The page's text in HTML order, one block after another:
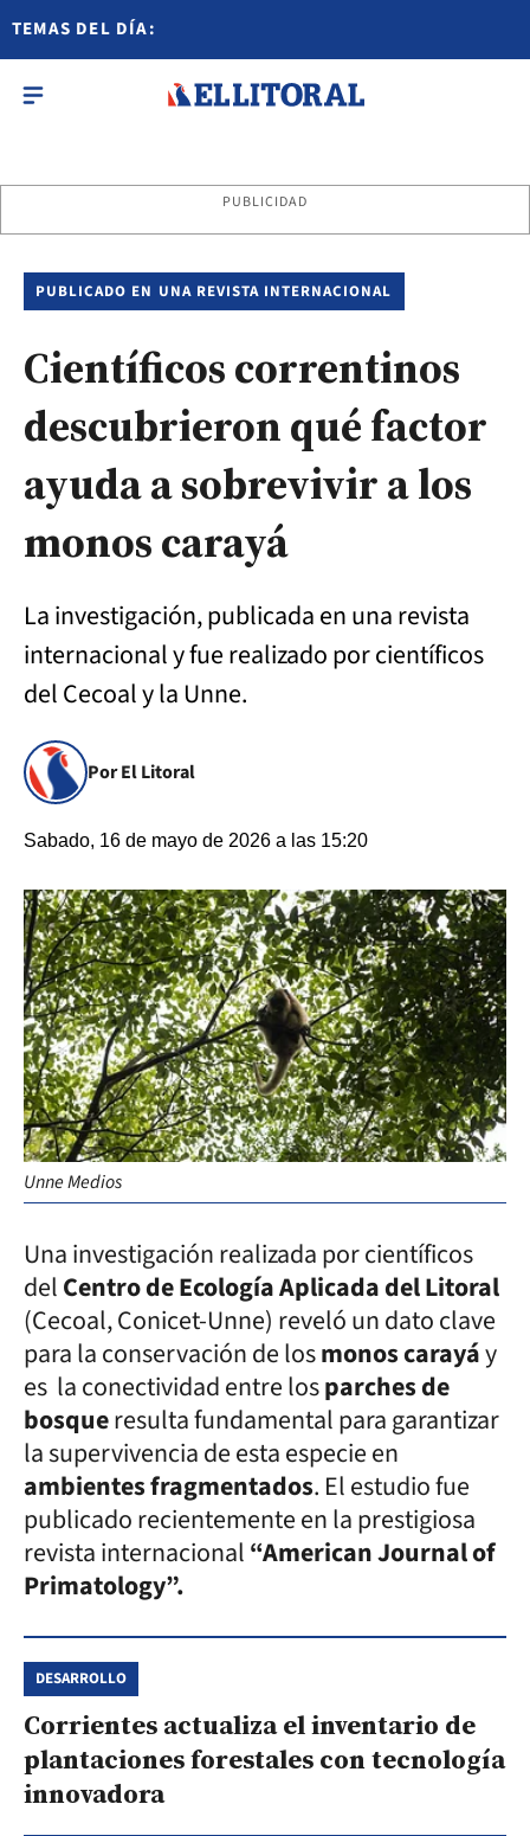
TEMAS DEL DÍA:
PUBLICIDAD
PUBLICADO EN UNA REVISTA INTERNACIONAL
Científicos correntinos
descubrieron qué factor
ayuda a sobrevivir a los
monos carayá
La investigación, publicada en una revista
internacional y fue realizado por científicos
del Cecoal y la Unne.
Por El Litoral
Sabado, 16 de mayo de 2026 a las 15:20
Unne Medios
Una investigación realizada por científicos
delCentro de Ecología Aplicada del Litoral
(Cecoal, Conicet-Unne) reveló un dato clave
para la conservación de losmonos carayáy
es la conectividad entre losparches de
bosqueresulta fundamental para garantizar
la supervivencia de esta especie en
ambientes fragmentados. El estudio fue
publicado recientemente en la prestigiosa
revista internacional“American Journal of
Primatology”.
DESARROLLO
Corrientes actualiza el inventario de
plantaciones forestales con tecnología
innovadora